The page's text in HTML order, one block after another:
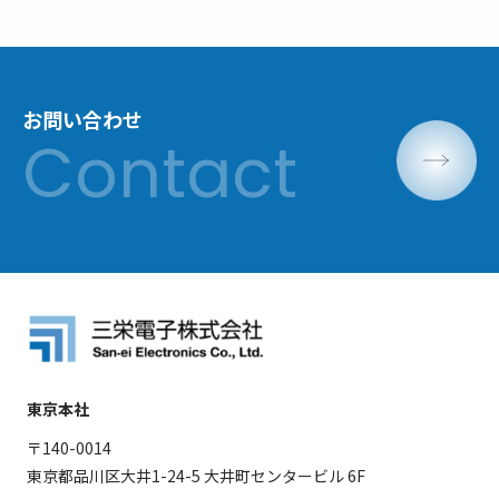
お問い合わせ
東京本社
〒140-0014
東京都品川区大井1-24-5 大井町センタービル 6F